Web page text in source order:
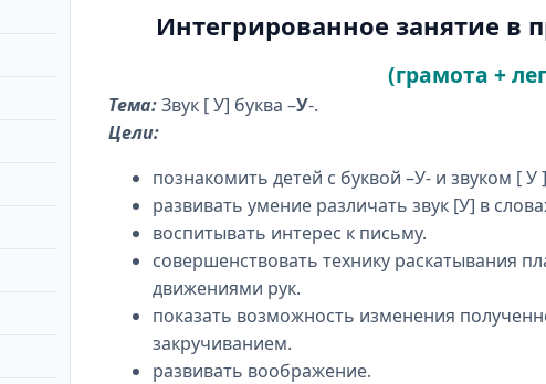
Интегрированное занятие в
(грамота +
Тема:Звук [ У] буква –У-.
Цели:
познакомить детей с буквой –У- и звуком [ У
развивать умение различать звук [У] в
воспитывать интерес к письму.
совершенствовать технику раскатывания
движениями рук.
показать возможность изменения
закручиванием.
развивать воображение.